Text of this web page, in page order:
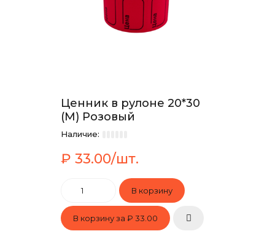
Ценник в рулоне 20*30
(М) Розовый
Наличие:
₽ 33.00/шт.
В корзину за ₽ 33.00